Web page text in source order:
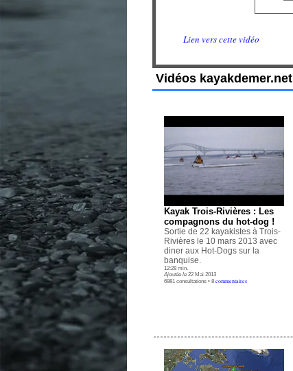
Lien vers cette vidéo
Vidéos kayakdemer.net
Kayak Trois-Rivières : Les
compagnons du hot-dog !
Sortie de 22 kayakistes à Trois-
Rivières le 10 mars 2013 avec
diner aux Hot-Dogs sur la
banquise.
12:28 min.
Ajoutée le 22 Mai 2013
6981 consultations • 8 commentaires